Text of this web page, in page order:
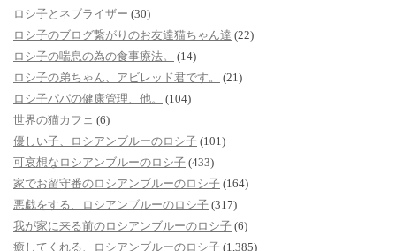
ロシ子とネブライザー (30)
ロシ子のブログ繋がりのお友達猫ちゃん達 (22)
ロシ子の喘息の為の食事療法。
(14)
ロシ子の弟ちゃん、アビレッド君です。
(21)
ロシ子パパの健康管理、他。
(104)
世界の猫カフェ (6)
優しい子、ロシアンブルーのロシ子 (101)
可哀想なロシアンブルーのロシ子 (433)
家でお留守番のロシアンブルーのロシ子 (164)
悪戯をする、ロシアンブルーのロシ子 (317)
我が家に来る前のロシアンブルーのロシ子 (6)
癒してくれる、ロシアンブルーのロシ子 (1,385)